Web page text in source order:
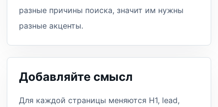
разные причины поиска, значит им нужны
разные акценты.
Добавляйте смысл
Для каждой страницы меняются H1, lead,